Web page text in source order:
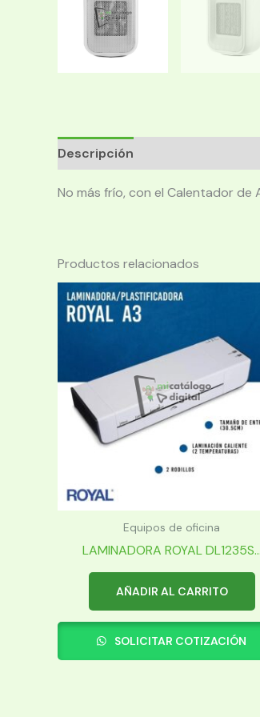
Descripción
No más frío, con el Calentador
Productos relacionados
Equipos de oficina
LAMINADORA ROYAL DL1235S...
AÑADIR AL CARRITO
SOLICITAR COTIZACIÓN